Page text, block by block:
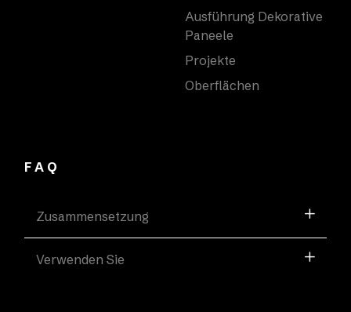
Ausführung Dekorative
Paneele
Projekte
Oberflächen
FAQ
Zusammensetzung
Verwenden Sie